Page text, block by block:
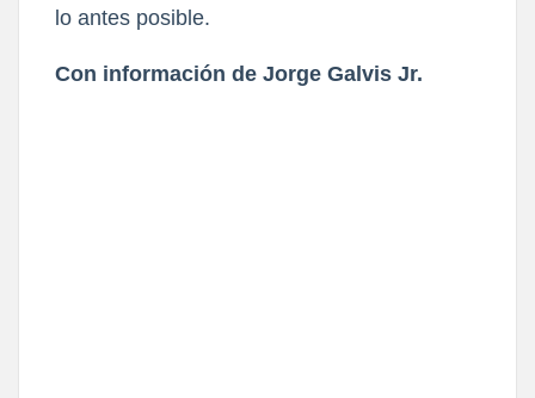
lo antes posible.
Con información de Jorge Galvis Jr.